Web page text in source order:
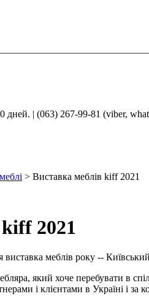
дней. | (063) 267-99-81 (viber,
> Виставка меблів kiff 2021
2021
виставка меблів року --
який хоче перебувати в
і клієнтами в Україні і за